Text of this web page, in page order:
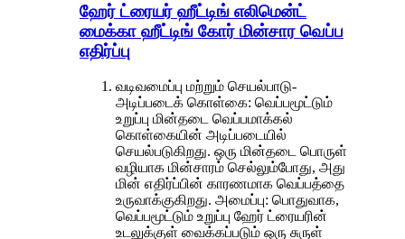
ஹேர் ட்ரையர் ஹீட்டிங் எலிமென்ட்
மைக்கா ஹீட்டிங் கோர் மின்சார வெப்ப
எதிர்ப்பு
வடிவமைப்பு மற்றும் செயல்பாடு-
அடிப்படைக் கொள்கை: வெப்பமூட்டும்
உறுப்பு மின்தடை வெப்பமாக்கல்
கொள்கையின் அடிப்படையில்
செயல்படுகிறது. ஒரு மின்தடை பொருள்
வழியாக மின்சாரம் செல்லும்போது, ​​அது
மின் எதிர்ப்பின் காரணமாக வெப்பத்தை
உருவாக்குகிறது. அமைப்பு: பொதுவாக,
வெப்பமூட்டும் உறுப்பு ஹேர் ட்ரையரின்
உடலுக்குள் வைக்கப்படும் ஒரு சுருள்